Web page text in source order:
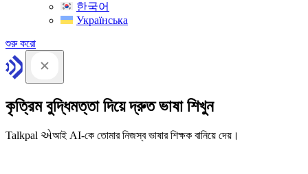
한국어
Українська
শুরু করো
কৃত্রিম বুদ্ধিমত্তা দিয়ে দ্রুত ভাষা শিখুন
Talkpal એআই AI-কে তোমার নিজস্ব ভাষার শিক্ষক বানিয়ে দেয়।